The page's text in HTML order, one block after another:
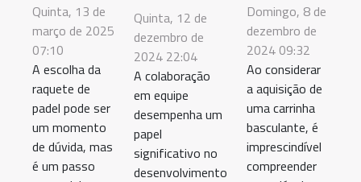
Quinta, 13 de
março de 2025
07:10
A escolha da
raquete de
padel pode ser
um momento
de dúvida, mas
é um passo
Quinta, 12 de
dezembro de
2024 22:04
A colaboração
em equipe
desempenha um
papel
significativo no
desenvolvimento
Domingo, 8 de
dezembro de
2024 09:32
Ao considerar
a aquisição de
uma carrinha
basculante, é
imprescindível
compreender